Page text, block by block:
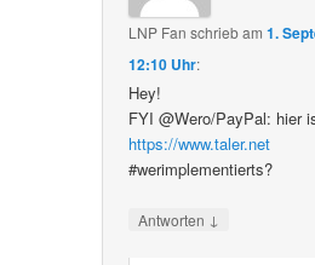
LNP Fan schriebam1.
12:10 Uhr:
Hey!
FYI @Wero/PayPal: hier
https://www.taler.net
#werimplementierts?
Antworten ↓